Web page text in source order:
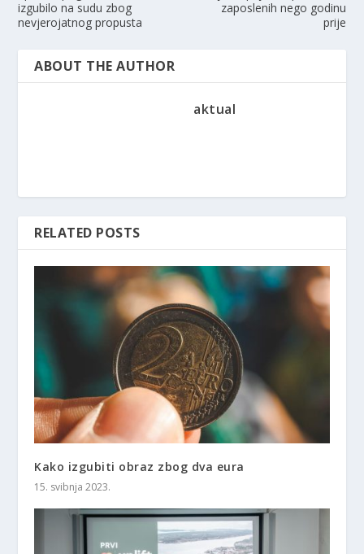
izgubilo na sudu zbog
nevjerojatnog propusta
zaposlenih nego godinu
prije
ABOUT THE AUTHOR
aktual
RELATED POSTS
Kako izgubiti obraz zbog dva eura
15. svibnja 2023.